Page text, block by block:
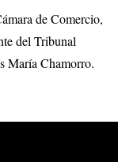
de Comercio,
del Tribunal
María Chamorro.